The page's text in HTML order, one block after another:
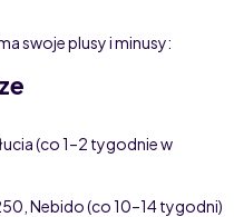
swoje plusy i minusy:
(co 1–2 tygodnie w
Nebido (co 10–14 tygodni)